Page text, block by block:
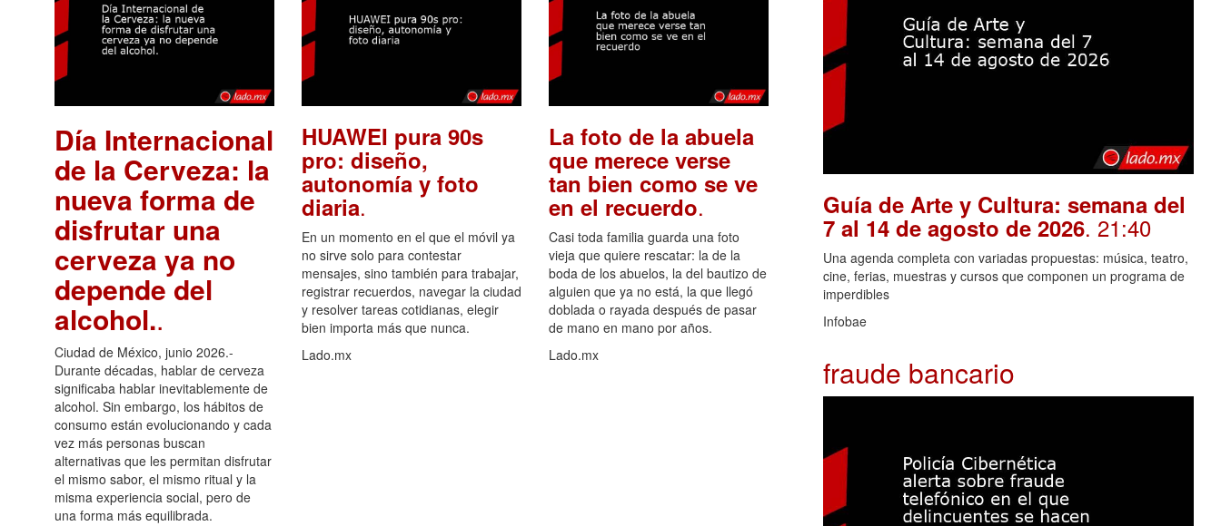
Día Internacional
de la Cerveza: la
nueva forma de
disfrutar una
cerveza ya no
depende del
alcohol..
Ciudad de México, junio 2026.-
Durante décadas, hablar de cerveza
significaba hablar inevitablemente de
alcohol. Sin embargo, los hábitos de
consumo están evolucionando y cada
vez más personas buscan
alternativas que les permitan disfrutar
el mismo sabor, el mismo ritual y la
misma experiencia social, pero de
una forma más equilibrada.
HUAWEI pura 90s
pro: diseño,
autonomía y foto
diaria.
En un momento en el que el móvil ya
no sirve solo para contestar
mensajes, sino también para trabajar,
registrar recuerdos, navegar la ciudad
y resolver tareas cotidianas, elegir
bien importa más que nunca.
Lado.mx
La foto de la abuela
que merece verse
tan bien como se ve
en el recuerdo.
Casi toda familia guarda una foto
vieja que quiere rescatar: la de la
boda de los abuelos, la del bautizo de
alguien que ya no está, la que llegó
doblada o rayada después de pasar
de mano en mano por años.
Lado.mx
Guía de Arte y Cultura: semana del
7 al 14 de agosto de 2026. 21:40
Una agenda completa con variadas propuestas: música, teatro,
cine, ferias, muestras y cursos que componen un programa de
imperdibles
Infobae
fraude bancario